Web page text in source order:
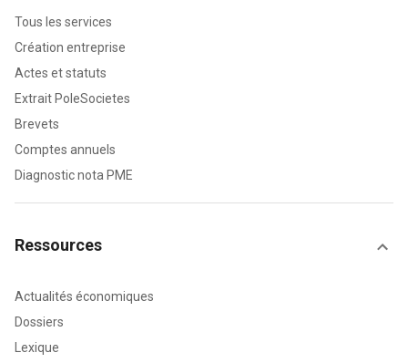
Tous les services
Création entreprise
Actes et statuts
Extrait PoleSocietes
Brevets
Comptes annuels
Diagnostic nota PME
Ressources
Actualités économiques
Dossiers
Lexique